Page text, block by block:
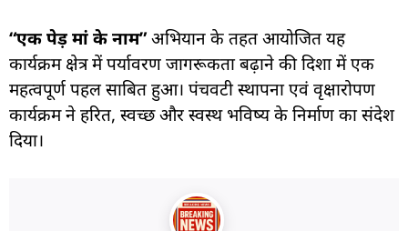
“एक पेड़ मां के नाम”अभियान के तहत आयोजित यह
कार्यक्रम क्षेत्र में पर्यावरण जागरूकता बढ़ाने की दिशा में एक
महत्वपूर्ण पहल साबित हुआ। पंचवटी स्थापना एवं वृक्षारोपण
कार्यक्रम ने हरित, स्वच्छ और स्वस्थ भविष्य के निर्माण का संदेश
दिया।